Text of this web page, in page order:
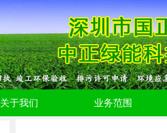
关于我们 业务范围